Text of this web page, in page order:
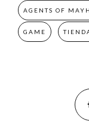
AGENTS OF
GAME